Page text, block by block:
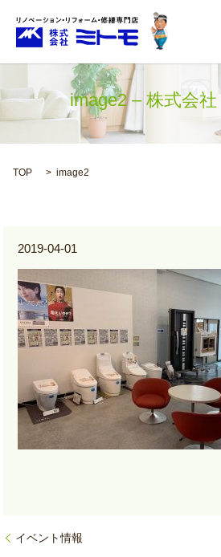
image2 – 株式会
TOP image2
2019-04-01
イベント情報